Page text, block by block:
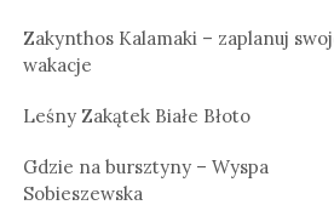
Zakynthos Kalamaki – zaplanuj
wakacje
Leśny Zakątek Białe Błoto
Gdzie na bursztyny – Wyspa
Sobieszewska